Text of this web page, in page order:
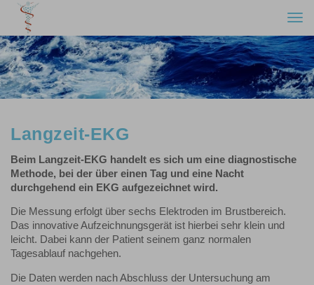
Langzeit-EKG
Beim Langzeit-EKG handelt es sich um eine diagnostische
Methode, bei der über einen Tag und eine Nacht
durchgehend ein EKG aufgezeichnet wird.
Die Messung erfolgt über sechs Elektroden im Brustbereich.
Das innovative Aufzeichnungsgerät ist hierbei sehr klein und
leicht. Dabei kann der Patient seinem ganz normalen
Tagesablauf nachgehen.
Die Daten werden nach Abschluss der Untersuchung am